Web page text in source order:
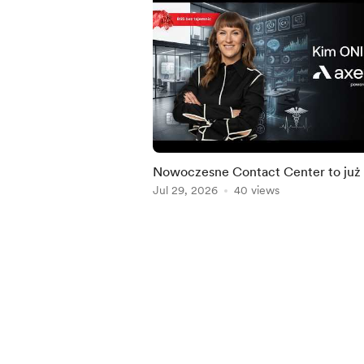
Nowoczesne Contact Center to już
mało. Dokąd zmierza Customer
Jul 29, 2026 40 views